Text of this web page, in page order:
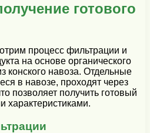
готового
процесс фильтрации и
на основе органического
конского навоза. Отдельные
в навозе, проходят через
позволяет получить готовый
характеристиками.